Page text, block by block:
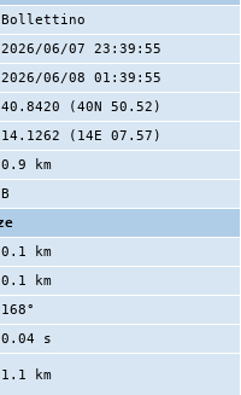
Bollettino
2026/06/07 23:39:55
2026/06/08 01:39:55
40.8420 (40N 50.52)
14.1262 (14E 07.57)
0.9 km
B
0.1 km
0.1 km
168°
0.04 s
1.1 km